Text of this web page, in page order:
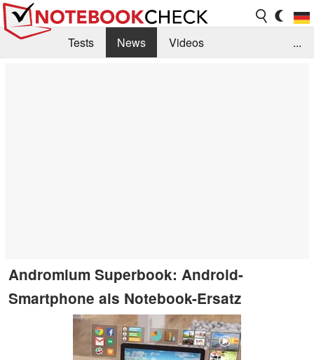
Tests News
Videos
...
Andromium Superbook: Android-
Smartphone als Notebook-Ersatz